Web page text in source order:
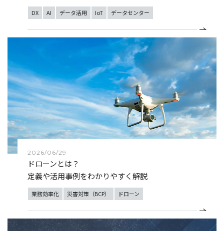
DX AI データ活用 IoT データセンター
2026/06/29
ドローンとは？
定義や活用事例をわかりやすく解説
業務効率化 災害対策（BCP） ドローン